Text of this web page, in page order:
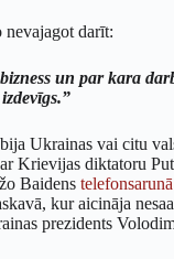
darīt:
un par kara
Ukrainas vai citu
Krievijas diktatoru
Baidens
kur aicināja
prezidents